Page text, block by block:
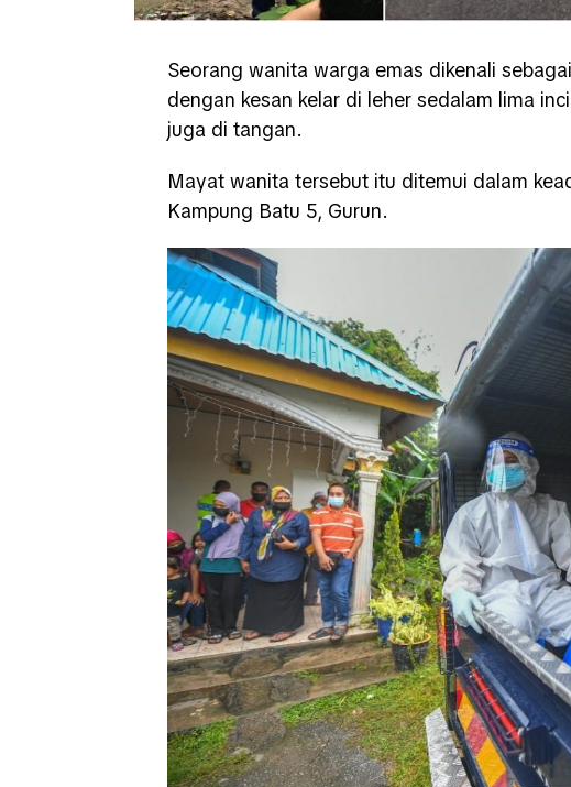
Seorang wanita warga emas dikenali
dengan kesan kelar di leher sedalam lima
juga di tangan.
Mayat wanita tersebut itu ditemui dalam
Kampung Batu 5, Gurun.